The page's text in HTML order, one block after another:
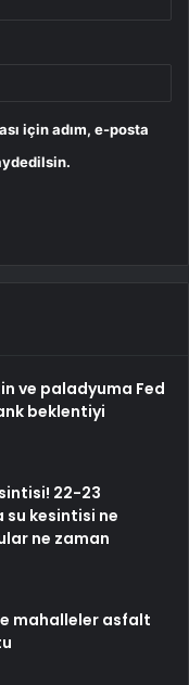
için adım, e-posta
ve paladyuma Fed
beklentiyi
22-23
su kesintisi ne
ne zaman
mahalleler asfalt